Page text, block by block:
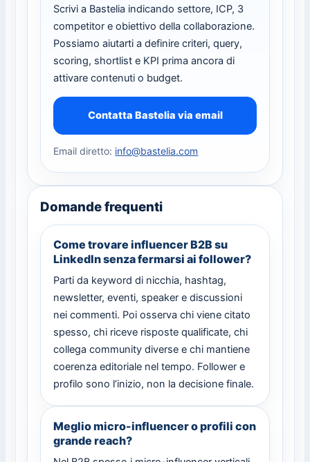
Scrivi a Bastelia indicando settore, ICP, 3
competitor e obiettivo della collaborazione.
Possiamo aiutarti a definire criteri, query,
scoring, shortlist e KPI prima ancora di
attivare contenuti o budget.
Contatta Bastelia via email
Email diretto: info@bastelia.com
Domande frequenti
Come trovare influencer B2B su
LinkedIn senza fermarsi ai follower?
Parti da keyword di nicchia, hashtag,
newsletter, eventi, speaker e discussioni
nei commenti. Poi osserva chi viene citato
spesso, chi riceve risposte qualificate, chi
collega community diverse e chi mantiene
coerenza editoriale nel tempo. Follower e
profilo sono l’inizio, non la decisione finale.
Meglio micro-influencer o profili con
grande reach?